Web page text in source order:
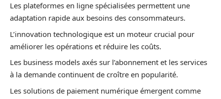
Les plateformes en ligne spécialisées permettent une
adaptation rapide aux besoins des consommateurs.
L’innovation technologique est un moteur crucial pour
améliorer les opérations et réduire les coûts.
Les business models axés sur l’abonnement et les services
à la demande continuent de croître en popularité.
Les solutions de paiement numérique émergent comme